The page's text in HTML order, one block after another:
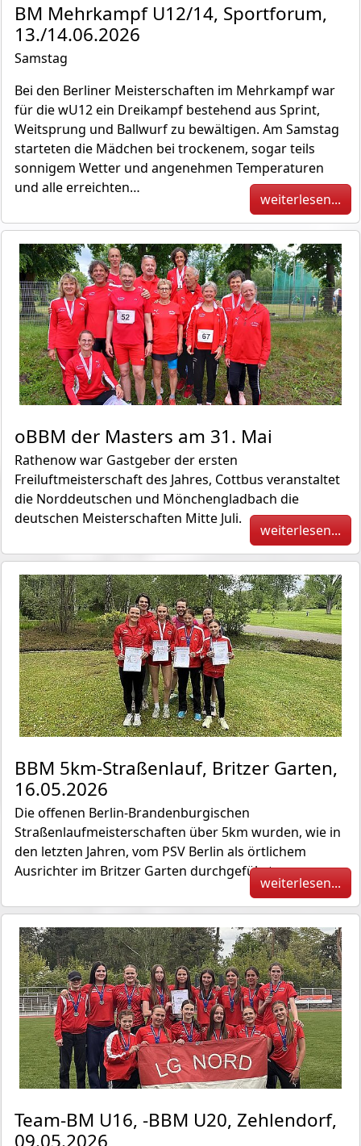
BM Mehrkampf U12/14, Sportforum,
13./14.06.2026
Samstag
Bei den Berliner Meisterschaften im Mehrkampf war
für die wU12 ein Dreikampf bestehend aus Sprint,
Weitsprung und Ballwurf zu bewältigen. Am Samstag
starteten die Mädchen bei trockenem, sogar teils
sonnigem Wetter und angenehmen Temperaturen
und alle erreichten…
weiterlesen...
oBBM der Masters am 31. Mai
Rathenow war Gastgeber der ersten
Freiluftmeisterschaft des Jahres, Cottbus veranstaltet
die Norddeutschen und Mönchengladbach die
deutschen Meisterschaften Mitte Juli.
weiterlesen...
BBM 5km-Straßenlauf, Britzer Garten,
16.05.2026
Die offenen Berlin-Brandenburgischen
Straßenlaufmeisterschaften über 5km wurden, wie in
den letzten Jahren, vom PSV Berlin als örtlichem
Ausrichter im Britzer Garten durchgeführt.
weiterlesen...
Team-BM U16, -BBM U20, Zehlendorf,
09.05.2026